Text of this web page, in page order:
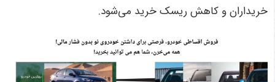
خریداران و کاهش ریسک خرید می‌شود.